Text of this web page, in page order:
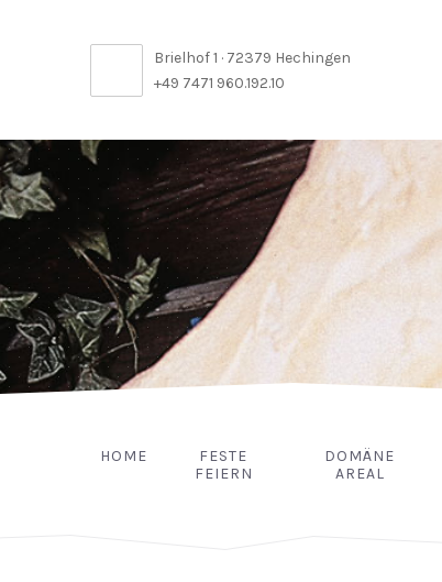
Brielhof 1 · 72379 Hechingen
+49 7471 960.192.10
HOME
FESTE
FEIERN
DOMÄNE
AREAL